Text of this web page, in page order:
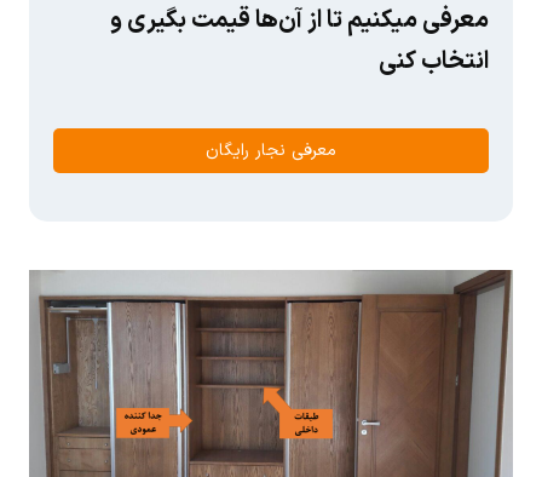
معرفی میکنیم تا از آن‌ها قیمت بگیری و
انتخاب کنی
معرفی نجار رایگان